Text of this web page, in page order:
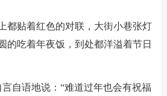
贴着红色的对联，大街小巷张灯
的吃着年夜饭，到处都洋溢着节日
自语地说：“难道过年也会有祝福